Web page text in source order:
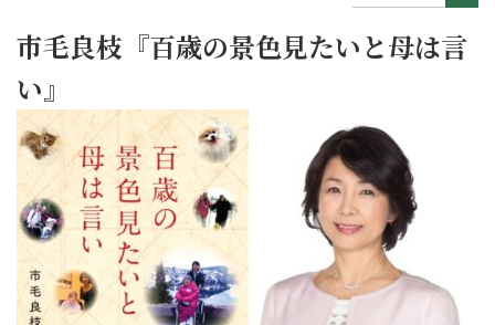
市毛良枝『百歳の景色見たいと母は言
い』